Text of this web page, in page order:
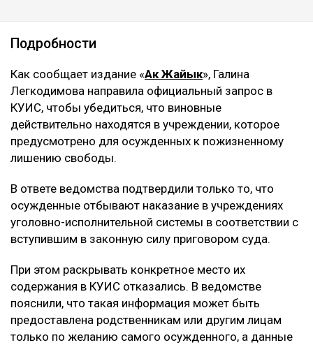
Подробности
Как сообщает издание «Ак Жайык», Галина
Легкодимова направила официальный запрос в
КУИС, чтобы убедиться, что виновные
действительно находятся в учреждении, которое
предусмотрено для осужденных к пожизненному
лишению свободы.
В ответе ведомства подтвердили только то, что
осужденные отбывают наказание в учреждениях
уголовно-исполнительной системы в соответствии с
вступившим в законную силу приговором суда.
При этом раскрывать конкретное место их
содержания в КУИС отказались. В ведомстве
пояснили, что такая информация может быть
предоставлена родственникам или другим лицам
только по желанию самого осужденного, а данные